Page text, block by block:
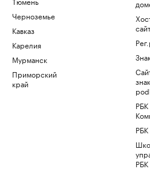
Черноземье
Кавказ
Карелия
Мурманск
Приморский
край
РБК
РБК